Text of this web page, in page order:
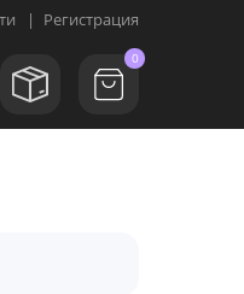
| Регистрация
0